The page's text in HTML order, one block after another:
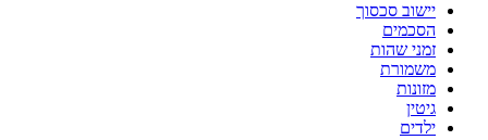
יישוב סכסוך
הסכמים
זמני שהות
משמורת
מזונות
גיטין
ילדים